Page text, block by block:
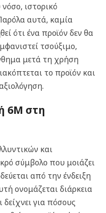
ιστορικό
αυτά, καμία
ότι ένα προϊόν δεν θα
τσούξιμο,
μετά τη χρήση
το προϊόν και
6M στη
και
σύμβολο που μοιάζει
από την ένδειξη
ονομάζεται διάρκεια
για πόσους